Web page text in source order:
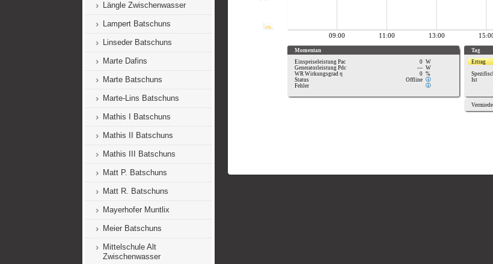
Längle Zwischenwasser
Lampert Batschuns
Linseder Batschuns
Marte Dafins
Marte Batschuns
Marte-Lins Batschuns
Mathis I Batschuns
Mathis II Batschuns
Mathis III Batschuns
Matt P. Batschuns
Matt R. Batschuns
Mayerhofer Muntlix
Meier Batschuns
Mittelschule Alt
Zwischenwasser